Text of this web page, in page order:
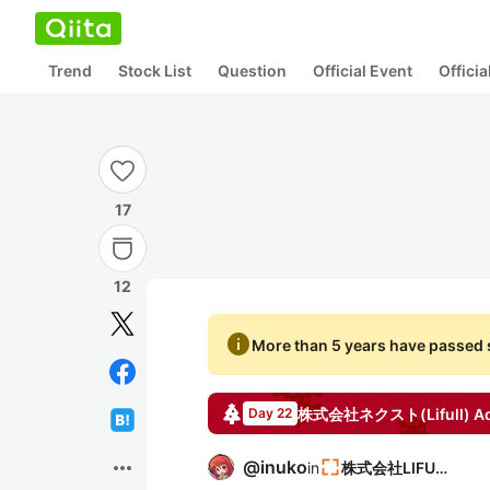
Trend Stock List Question Official Event
17
12
more_horiz
infoMore than 5 years have passed
Day 22 株式会社ネクスト(Lifull)
@inukoin 株式会社LIFULL